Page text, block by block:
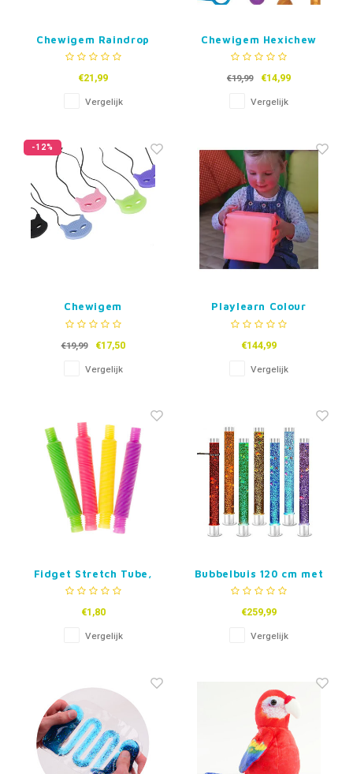
Chewigem Raindrop
€21,99
Vergelijk
Chewigem Hexichew
€19,99 €14,99
Vergelijk
-12%
Chewigem
Kauwketting Cat
€19,99 €17,50
Vergelijk
Playlearn Colour
Changing Glow Blocks
€144,99
Vergelijk
Fidget Stretch Tube,
mini
€1,80
Vergelijk
Bubbelbuis 120 cm met
visjes en wandklem
€259,99
Vergelijk